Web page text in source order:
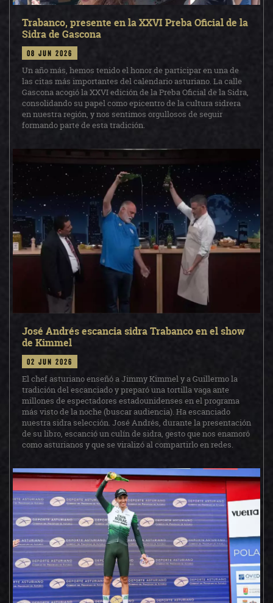
Trabanco, presente en la XXVI Preba Oficial de la
Sidra de Gascona
08 jun 2026
Un año más, hemos tenido el honor de participar en una de
las citas más importantes del calendario asturiano. La calle
Gascona acogió la XXVI edición de la Preba Oficial de la Sidra,
consolidando su papel como epicentro de la cultura sidrera
en nuestra región, y nos sentimos orgullosos de seguir
formando parte de esta tradición.
José Andrés escancia sidra Trabanco en el show
de Kimmel
02 jun 2026
El chef asturiano enseñó a Jimmy Kimmel y a Guillermo la
tradición del escanciado y preparó una tortilla vaga ante
millones de espectadores estadounidenses en el programa
más visto de la noche (buscar audiencia). Ha escanciado
nuestra sidra selección. José Andrés, durante la presentación
de su libro, escanció un culín de sidra, gesto que nos enamoró
como asturianos y que se viralizó al compartirlo en redes.